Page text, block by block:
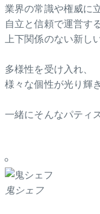
業界の常識や権威に
自立と信頼で運営す
上下関係のない新し
多様性を受け入れ、
様々な個性が光り輝
一緒にそんなパティ
鬼シェフ